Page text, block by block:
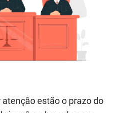
estão o prazo do